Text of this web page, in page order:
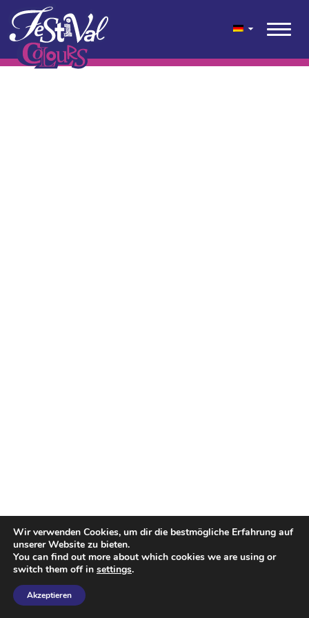
geen content gevonden
© 2026 Festival Colours® ist eine festliche Farbenmischung für
den Garten, die Terrasse und den Balkon, die Kwekerij Wouters
Wir verwenden Cookies, um dir die bestmögliche Erfahrung auf
unserer Website zu bieten.
You can find out more about which cookies we are using or
switch them off in settings.
Akzeptieren